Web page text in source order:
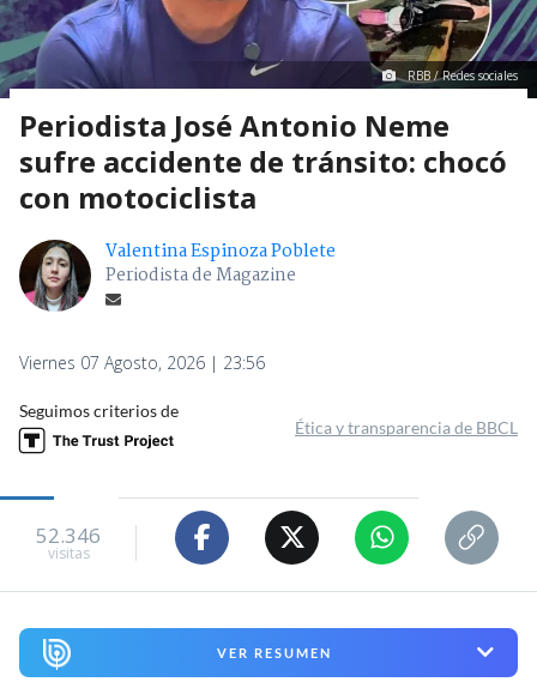
RBB / Redes sociales
Periodista José Antonio Neme
sufre accidente de tránsito: chocó
con motociclista
Valentina Espinoza Poblete
Periodista de Magazine
Viernes 07 Agosto, 2026 | 23:56
Seguimos criterios de
Ética y transparencia de BBCL
52.346
visitas
VER RESUMEN